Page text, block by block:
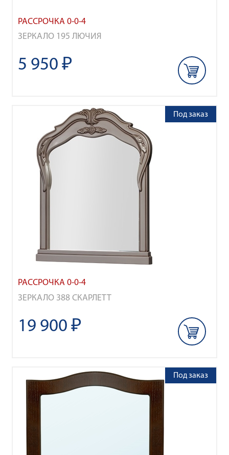
РАССРОЧКА 0-0-4
ЗЕРКАЛО 195 ЛЮЧИЯ
5 950 ₽
РАССРОЧКА 0-0-4
ЗЕРКАЛО 388 СКАРЛЕТТ
Под заказ
19 900 ₽
Под заказ